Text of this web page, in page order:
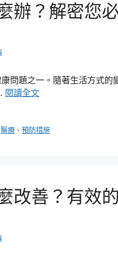
辦？解密您
問題之一。隨著生活方式的
閱讀全文
醫療 、預防措施
改善？有效